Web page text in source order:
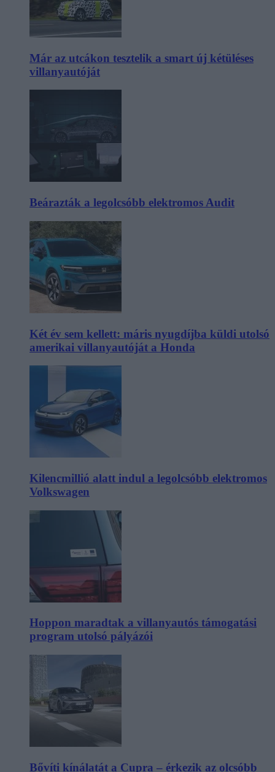
Már az utcákon tesztelik a smart új kétüléses
villanyautóját
Beárazták a legolcsóbb elektromos Audit
Két év sem kellett: máris nyugdíjba küldi utolsó
amerikai villanyautóját a Honda
Kilencmillió alatt indul a legolcsóbb elektromos
Volkswagen
Hoppon maradtak a villanyautós támogatási
program utolsó pályázói
Bővíti kínálatát a Cupra – érkezik az olcsóbb